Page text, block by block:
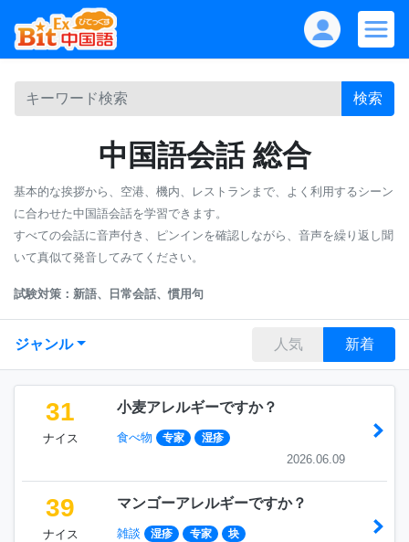
検索
中国語会話 総合
基本的な挨拶から、空港、機内、レストランまで、よく利用するシーン
に合わせた中国語会話を学習できます。
すべての会話に音声付き、ピンインを確認しながら、音声を繰り返し聞
いて真似て発音してみてください。
試験対策：新語、日常会話、慣用句
ジャンル 人気 新着
31
ナイス
小麦アレルギーですか？
食べ物 专家 湿疹
2026.06.09
39
ナイス
マンゴーアレルギーですか？
雑談 湿疹 专家 块